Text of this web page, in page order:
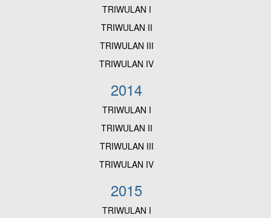
TRIWULAN I
TRIWULAN II
TRIWULAN III
TRIWULAN IV
2014
TRIWULAN I
TRIWULAN II
TRIWULAN III
TRIWULAN IV
2015
TRIWULAN I